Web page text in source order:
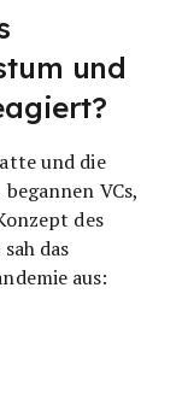
und
und die
VCs,
des
das
aus: